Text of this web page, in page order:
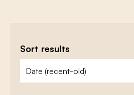
Sort results
zoeken - sorteer
sort content